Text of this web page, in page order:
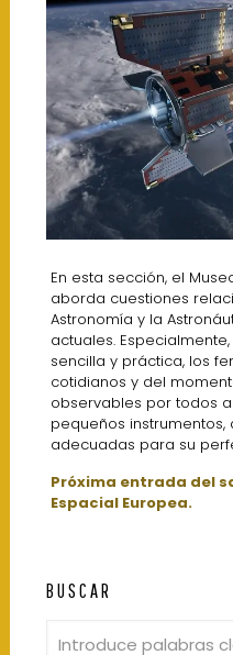
En esta sección, el
aborda cuestiones
Astronomía y la
actuales.
sencilla y práctica, los
cotidianos y del
observables por todos
pequeños
adecuadas para su
Próxima entrada del
Espacial Europea.
BUSCAR